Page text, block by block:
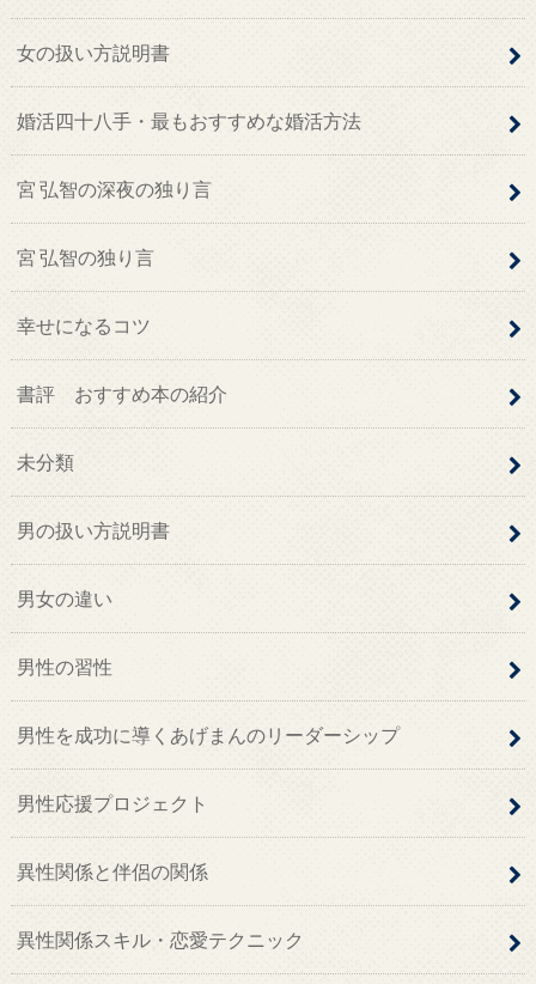
女の扱い方説明書
婚活四十八手・最もおすすめな婚活方法
宮 弘智の深夜の独り言
宮 弘智の独り言
幸せになるコツ
書評 おすすめ本の紹介
未分類
男の扱い方説明書
男女の違い
男性の習性
男性を成功に導くあげまんのリーダーシップ
男性応援プロジェクト
異性関係と伴侶の関係
異性関係スキル・恋愛テクニック